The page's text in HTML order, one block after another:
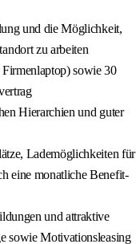
und die Möglichkeit,
zu arbeiten
sowie 30
Hierarchien und guter
Lademöglichkeiten für
eine monatliche Benefit-
und attraktive
sowie Motivationsleasing